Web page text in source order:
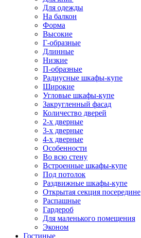
Для одежды
На балкон
Форма
Высокие
Г-образные
Длинные
Низкие
П-образные
Радиусные шкафы-купе
Широкие
Угловые шкафы-купе
Закругленный фасад
Количество дверей
2-х дверные
3-х дверные
4-х дверные
Особенности
Во всю стену
Встроенные шкафы-купе
Под потолок
Раздвижные шкафы-купе
Открытая секция посередине
Распашные
Гардероб
Для маленького помещения
Эконом
Гостиные